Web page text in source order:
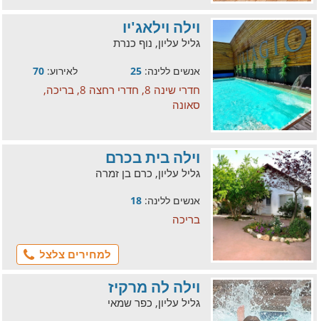
וילה וילאג'יו
גליל עליון, נוף כנרת
אנשים ללינה: 25 לאירוע: 70
חדרי שינה 8, חדרי רחצה 8, בריכה,
סאונה
וילה בית בכרם
גליל עליון, כרם בן זמרה
אנשים ללינה: 18
בריכה
למחירים צלצל
וילה לה מרקיז
גליל עליון, כפר שמאי